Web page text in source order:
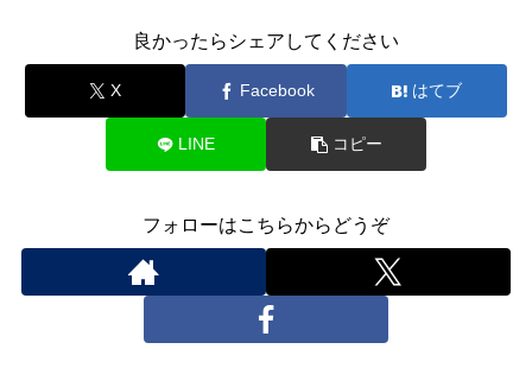
良かったらシェアしてください
X Facebook はてブ
LINE コピー
フォローはこちらからどうぞ